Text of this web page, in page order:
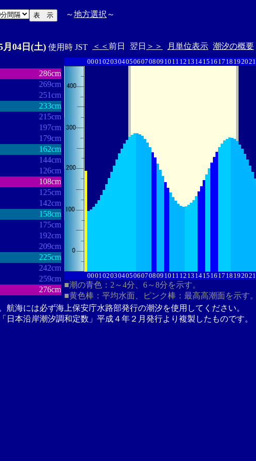
～地方選択 ～
月04日(土) 使用時 JST ＜＜ 前日 翌日 ＞＞ 月単位表示 潮汐の概要
286cm
269cm
251cm
233cm
215cm
197cm
179cm
162cm
144cm
126cm
108cm
125cm
142cm
158cm
175cm
192cm
209cm
225cm
242cm
259cm
276cm
00010203040506070809 10 11 12 13 1415 16 17 18 192021
00010203040506070809 10 11 12 13 1415 16 17 18 192021
■潮の青色：2～4分、6～8分を示す。
■黄色棒：平均水面、ピンク棒：最高高潮面を示す。
海には必ず海上保安庁水路部発行の潮汐を使用してください。
本沿岸潮汐調和定数」平成４年２月発行より複製したものです。